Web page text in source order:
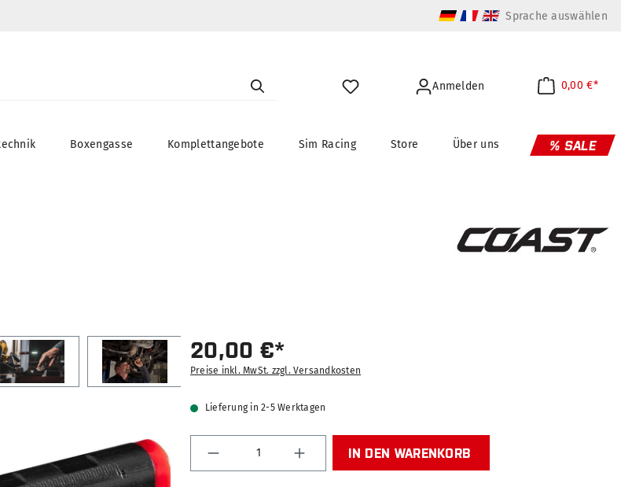
Sprache auswählen
Anmelden 0,00 €*
Boxengasse Komplettangebote Sim Racing Store Über uns % SALE
20,00 €*
Preise inkl. MwSt. zzgl. Versandkosten
Lieferung in 2-5 Werktagen
Produkt Anzahl: Gib den gewünschten Wert ein
IN DEN WARENKORB